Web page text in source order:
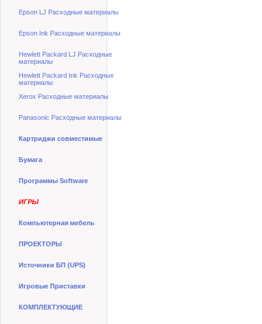
Epson LJ Расходные материалы
Epson Ink Расходные материалы
Hewlett Packard LJ Расходные
материалы
Hewlett Packard Ink Расходные
материалы
Xerox Расходные материалы
Panasonic Расходные материалы
Картриджи совместимые
Бумага
Программы Software
ИГРЫ
Компьютерная мебель
ПРОЕКТОРЫ
Источники БП (UPS)
Игровые Приставки
КОМПЛЕКТУЮЩИЕ